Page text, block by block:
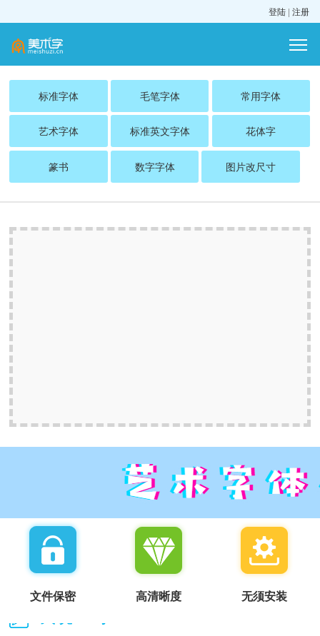
登陆 | 注册
标准字体 毛笔字体 常用字体
艺术字体 标准英文字体 花体字
篆书 数字字体 图片改尺寸
文件保密 高清晰度 无须安装